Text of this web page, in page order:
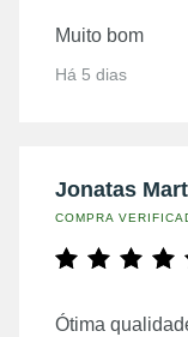
Muito bom
Há 5 dias
Jonatas
COMPRA
Ótima